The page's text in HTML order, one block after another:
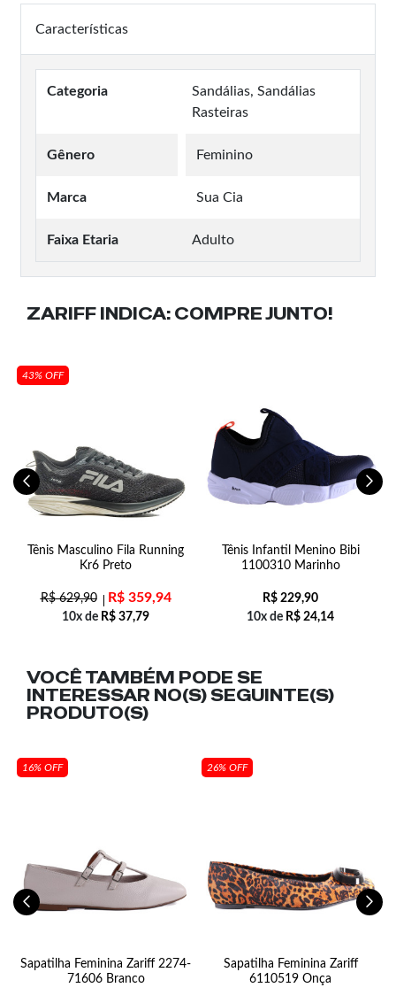
Características
Categoria
Sandálias, Sandálias
Rasteiras
Gênero Feminino
Marca Sua Cia
Faixa Etaria Adulto
ZARIFF INDICA: COMPRE JUNTO!
43% OFF
Tênis Masculino Fila Running
Kr6 Preto
R$629,90 R$359,94
10x de R$ 37,79
Tênis Infantil Menino Bibi
1100310 Marinho
R$ 229,90
10x de R$ 24,14
VOCÊ TAMBÉM PODE SE
INTERESSAR NO(S) SEGUINTE(S)
PRODUTO(S)
16% OFF
Sapatilha Feminina Zariff 2274-
71606 Branco
26% OFF
Sapatilha Feminina Zariff
6110519 Onça